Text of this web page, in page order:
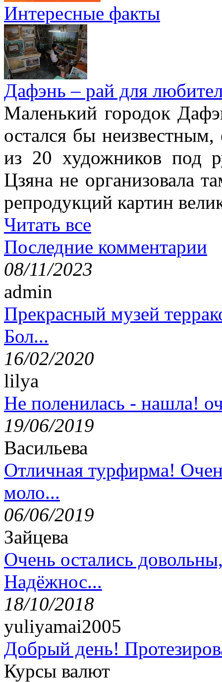
Интересные факты
Дафэнь – рай для
Маленький городок
остался бы
из 20 художников под
Цзяна не организовала
репродукций картин
Читать все
Последние комментарии
08/11/2023
admin
Прекрасный музей
Бол...
16/02/2020
lilya
Не поленилась - нашла!
19/06/2019
Васильева
Отличная турфирма!
моло...
06/06/2019
Зайцева
Очень остались
Надёжнос...
18/10/2018
yuliyamai2005
Добрый день!
Курсы валют